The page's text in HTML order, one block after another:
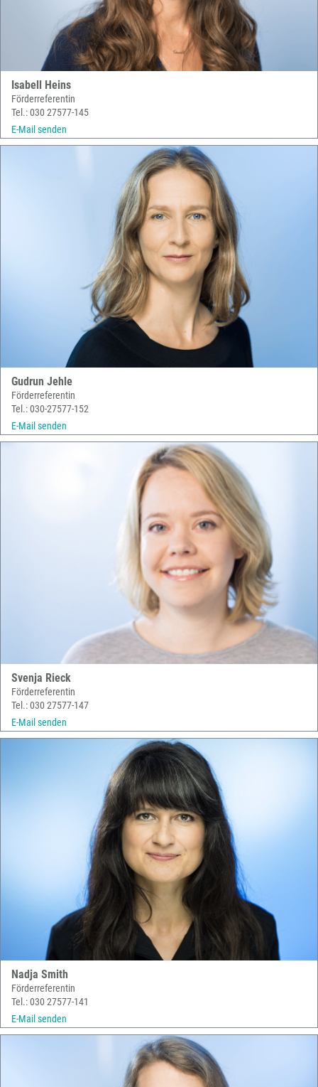
Isabell Heins
Förderreferentin
Tel.: 030 27577-145
E-Mail senden
Gudrun Jehle
Förderreferentin
Tel.: 030-27577-152
E-Mail senden
Svenja Rieck
Förderreferentin
Tel.: 030 27577-147
E-Mail senden
Nadja Smith
Förderreferentin
Tel.: 030 27577-141
E-Mail senden